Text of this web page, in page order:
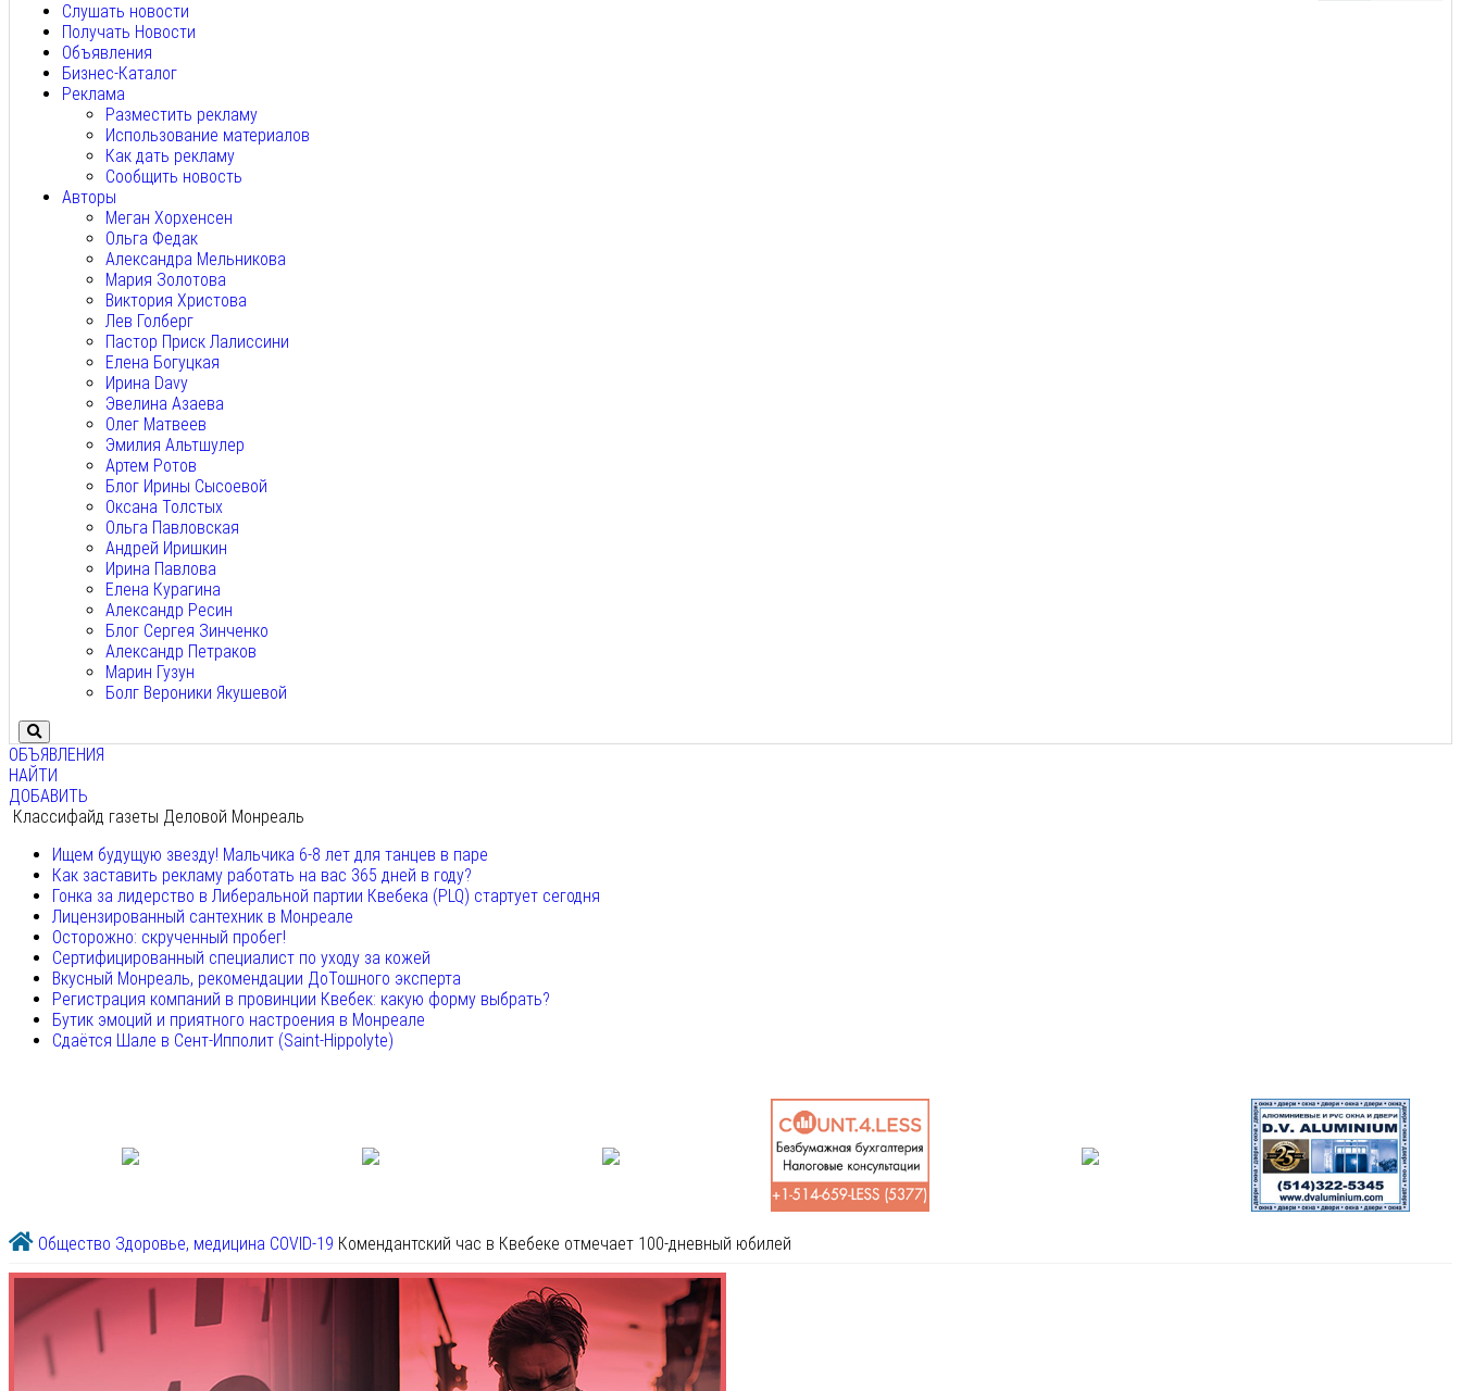
Слушать новости
Получать Новости
Объявления
Бизнес-Каталог
Реклама
Разместить рекламу
Использование материалов
Как дать рекламу
Сообщить новость
Авторы
Меган Хорхенсен
Ольга Федак
Александра Мельникова
Мария Золотова
Виктория Христова
Лев Голберг
Пастор Приск Лалиссини
Елена Богуцкая
Ирина Davy
Эвелина Азаева
Олег Матвеев
Эмилия Альтшулер
Артем Ротов
Блог Ирины Сысоевой
Оксана Толстых
Ольга Павловская
Андрей Иришкин
Ирина Павлова
Елена Курагина
Александр Ресин
Блог Сергея Зинченко
Александр Петраков
Марин Гузун
Болг Вероники Якушевой
ОБЪЯВЛЕНИЯ
НАЙТИ
ДОБАВИТЬ
Классифайд газеты Деловой Монреаль
Ищем будущую звезду! Мальчика 6-8 лет для танцев в паре
Как заставить рекламу работать на вас 365 дней в году?
Гонка за лидерство в Либеральной партии Квебека (PLQ) стартует сегодня
Лицензированный сантехник в Монреале
Осторожно: скрученный пробег!
Сертифицированный специалист по уходу за кожей
Вкусный Монреаль, рекомендации ДоТошного эксперта
Регистрация компаний в провинции Квебек: какую форму выбрать?
Бутик эмоций и приятного настроения в Монреале
Сдаётся Шале в Сент-Ипполит (Saint-Hippolyte)
Общество Здоровье, медицина COVID-19 Комендантский час в Квебеке отмечает 100-дневный юбилей